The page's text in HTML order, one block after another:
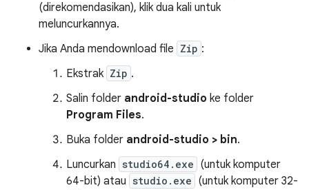
(direkomendasikan), klik dua kali untuk
meluncurkannya.
Jika Anda mendownload file Zip :
Ekstrak Zip .
Salin folder android-studio ke folder
Program Files.
Buka folder android-studio > bin.
Luncurkan studio64.exe (untuk komputer
64-bit) atau studio.exe (untuk komputer 32-